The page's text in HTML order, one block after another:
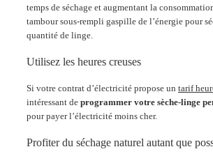
temps de séchage et augmentant la
tambour sous-rempli gaspille de l’énergie pour
quantité de linge.
Utilisez les heures creuses
Si votre contrat d’électricité propose un tarif
intéressant de programmer votre sèche-linge
pour payer l’électricité moins cher.
Profiter du séchage naturel autant que